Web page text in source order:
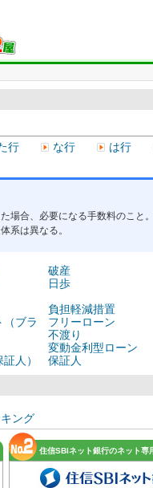
行 な行 は行
場合、必要になる手数料のこ
系は異なる。
破産
日歩
負担軽減措置
（ブラ
フリーローン
不渡り
変動金利型ローン
人） 保証人
ング
住信SBIネット銀行のネット専